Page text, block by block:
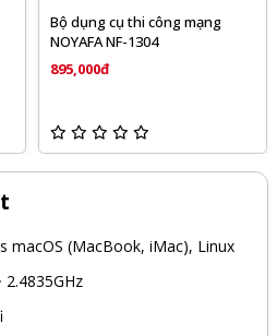
Bộ dụng cụ thi công mạng
NOYAFA NF-1304
895,000đ
macOS (MacBook, iMac), Linux